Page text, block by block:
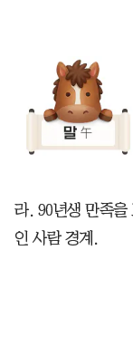
라. 90년생 만족을
인 사람 경계.